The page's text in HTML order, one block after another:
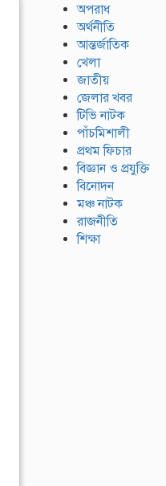
অপরাধ
অর্থনীতি
আন্তর্জাতিক
খেলা
জাতীয়
জেলার খবর
টিভি নাটক
পাঁচমিশালী
প্রথম ফিচার
বিজ্ঞান ও প্রযুক্তি
বিনোদন
মঞ্চ নাটক
রাজনীতি
শিক্ষা